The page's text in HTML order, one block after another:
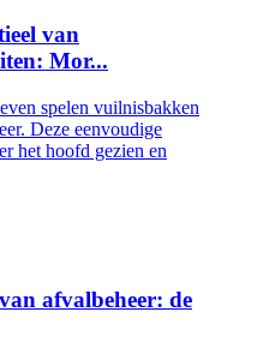
van
Mor...
spelen vuilnisbakken
Deze eenvoudige
het hoofd gezien en
afvalbeheer: de